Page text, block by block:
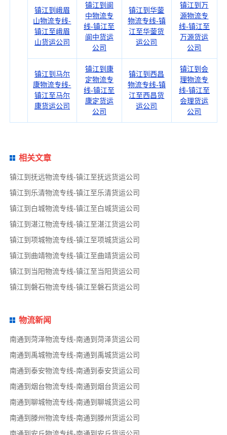
镇江到峨眉
山物流专线-
镇江至峨眉
山货运公司
镇江到阆
中物流专
线-镇江至
阆中货运
公司
镇江到华蓥
物流专线-镇
江至华蓥货
运公司
镇江到万
源物流专
线-镇江至
万源货运
公司
镇江到马尔
康物流专线-
镇江至马尔
康货运公司
镇江到康
定物流专
线-镇江至
康定货运
公司
镇江到西昌
物流专线-镇
江至西昌货
运公司
镇江到会
理物流专
线-镇江至
会理货运
公司
相关文章
镇江到抚远物流专线-镇江至抚远货运公司
镇江到乐清物流专线-镇江至乐清货运公司
镇江到白城物流专线-镇江至白城货运公司
镇江到湛江物流专线-镇江至湛江货运公司
镇江到项城物流专线-镇江至项城货运公司
镇江到曲靖物流专线-镇江至曲靖货运公司
镇江到当阳物流专线-镇江至当阳货运公司
镇江到磐石物流专线-镇江至磐石货运公司
物流新闻
南通到菏泽物流专线-南通到菏泽货运公司
南通到禹城物流专线-南通到禹城货运公司
南通到泰安物流专线-南通到泰安货运公司
南通到烟台物流专线-南通到烟台货运公司
南通到聊城物流专线-南通到聊城货运公司
南通到滕州物流专线-南通到滕州货运公司
南通到安丘物流专线-南通到安丘货运公司